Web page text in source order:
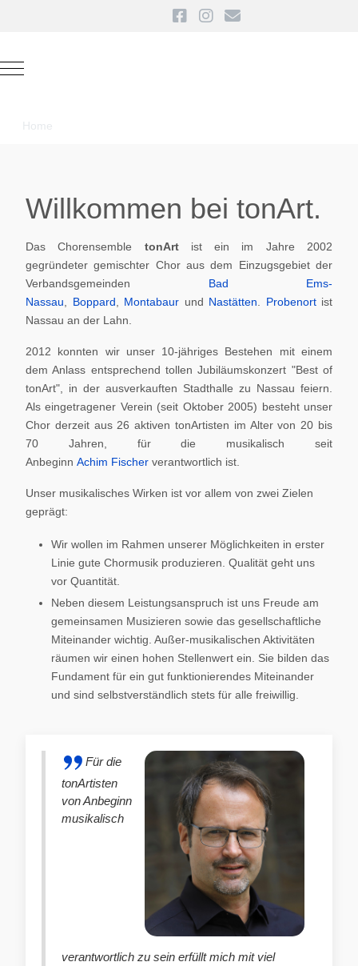
Mobile Menu Toggle
Home
Willkommen bei tonArt.
Das Chorensemble tonArt ist ein im Jahre 2002
gegründeter gemischter Chor aus dem Einzugsgebiet der
Verbandsgemeinden Bad Ems-
Nassau
Boppard Montabaur und Nastätten Probenortist
Nassau an der Lahn.
2012 konnten wir unser 10-jähriges Bestehen mit einem
dem Anlass entsprechend tollen Jubiläumskonzert "Best of
tonArt", in der ausverkauften Stadthalle zu Nassau feiern.
Als eingetragener Verein (seit Oktober 2005) besteht unser
Chor derzeit aus 26 aktiven tonArtisten im Alter von 20 bis
70 Jahren, für die musikalisch seit
Anbeginn Achim Fischer verantwortlich ist.
Unser musikalisches Wirken ist vor allem von zwei Zielen
geprägt:
Wir wollen im Rahmen unserer Möglichkeiten in erster
Linie gute Chormusik produzieren. Qualität geht uns
vor Quantität.
Neben diesem Leistungsanspruch ist uns Freude am
gemeinsamen Musizieren sowie das gesellschaftliche
Miteinander wichtig. Außer-musikalischen Aktivitäten
räumen wir einen hohen Stellenwert ein. Sie bilden das
Fundament für ein gut funktionierendes Miteinander
und sind selbstverständlich stets für alle freiwillig.
Für die
tonArtisten
von Anbeginn
musikalisch
verantwortlich zu sein erfüllt mich mit viel